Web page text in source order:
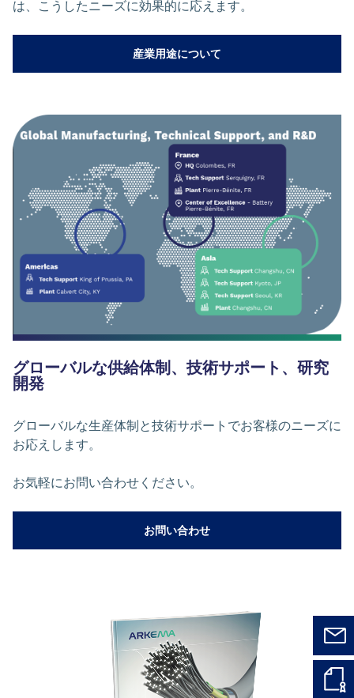
は、こうしたニーズに効果的に応えます。
産業用途について
グローバルな供給体制、技術サポート、研究
開発
グローバルな生産体制と技術サポートでお客様のニーズに
お応えします。
お気軽にお問い合わせください。
お問い合わせ